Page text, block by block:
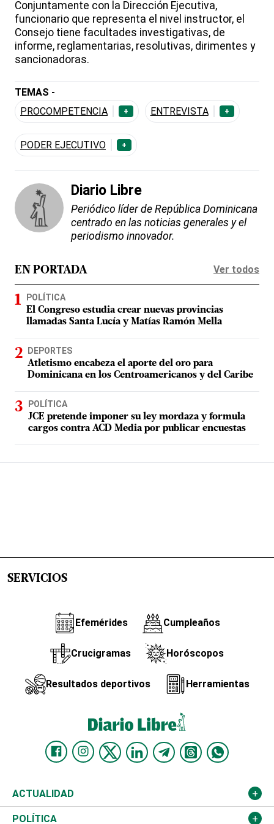
Conjuntamente con la Dirección Ejecutiva,
funcionario que representa el nivel instructor, el
Consejo tiene facultades investigativas, de
informe, reglamentarias, resolutivas, dirimentes y
sancionadoras.
TEMAS -
PROCOMPETENCIA
+ ENTREVISTA +
PODER EJECUTIVO +
Diario Libre
Periódico líder de República Dominicana
centrado en las noticias generales y el
periodismo innovador.
EN PORTADA Ver todos
POLÍTICA
El Congreso estudia crear nuevas provincias
llamadas Santa Lucía y Matías Ramón Mella
DEPORTES
Atletismo encabeza el aporte del oro para
Dominicana en los Centroamericanos y del Caribe
POLÍTICA
JCE pretende imponer su ley mordaza y formula
cargos contra ACD Media por publicar encuestas
SERVICIOS
Efemérides Cumpleaños
Crucigramas Horóscopos
Resultados deportivos Herramientas
ACTUALIDAD
Nacional
POLÍTICA